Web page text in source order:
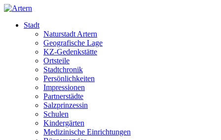
Stadt
Naturstadt Artern
Geografische Lage
KZ-Gedenkstätte
Ortsteile
Stadtchronik
Persönlichkeiten
Impressionen
Partnerstädte
Salzprinzessin
Schulen
Kindergärten
Medizinische Einrichtungen